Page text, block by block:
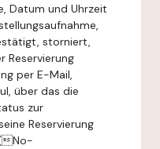
Datum und Uhrzeit
storniert,
Reservierung
per E-Mail,
über das die
zur
Reservierung
No-